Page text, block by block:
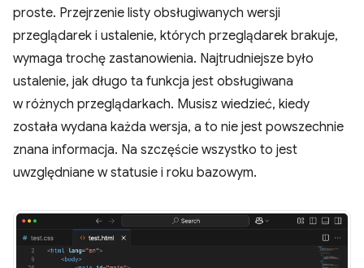
proste. Przejrzenie listy obsługiwanych wersji
przeglądarek i ustalenie, których przeglądarek brakuje,
wymaga trochę zastanowienia. Najtrudniejsze było
ustalenie, jak długo ta funkcja jest obsługiwana
w różnych przeglądarkach. Musisz wiedzieć, kiedy
została wydana każda wersja, a to nie jest powszechnie
znana informacja. Na szczęście wszystko to jest
uwzględniane w statusie i roku bazowym.